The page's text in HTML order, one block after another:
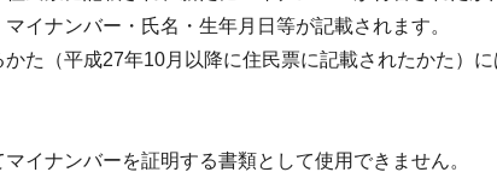
イナンバー・氏名・生年月日等が記載されます。
た（平成27年10月以降に住民票に記載されたかた）
イナンバーを証明する書類として使用できません。